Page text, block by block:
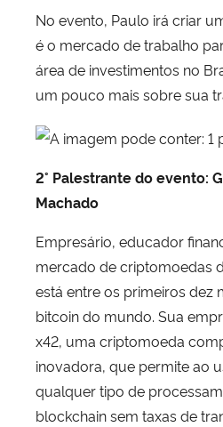
No evento, Paulo irá criar
é o mercado de trabalho
área de investimentos no
um pouco mais sobre sua
2° Palestrante do evento:
Machado
Empresário, educador
mercado de criptomoedas
está entre os primeiros dez
bitcoin do mundo. Sua
x42, uma criptomoeda
inovadora, que permite ao
qualquer tipo de
blockchain sem taxas de